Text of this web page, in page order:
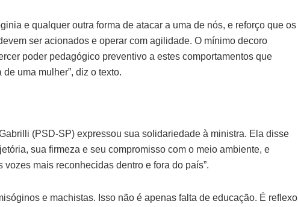
e qualquer outra forma de atacar a uma de nós, e reforço que os
ser acionados e operar com agilidade. O mínimo decoro
poder pedagógico preventivo a estes comportamentos que
uma mulher”, diz o texto.
(PSD-SP) expressou sua solidariedade à ministra. Ela disse
sua firmeza e seu compromisso com o meio ambiente, e
mais reconhecidas dentro e fora do país”.
e machistas. Isso não é apenas falta de educação. É reflexo